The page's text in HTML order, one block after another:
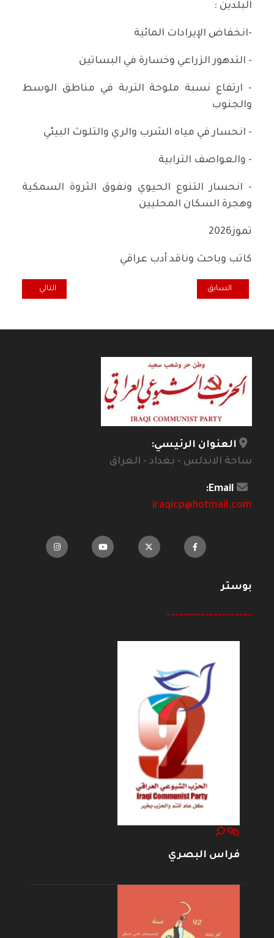
البلدين :
-انخفاض الإيرادات المائية
- التدهور الزراعي وخسارة في البساتين
- ارتفاع نسبة ملوحة التربة في مناطق الوسط
والجنوب
- انحسار في مياه الشرب والري والتلوث البيئي
- والعواصف الترابية
- انحسار التنوع الحيوي ونفوق الثروة السمكية
وهجرة السكان المحليين
تموز2026
كاتب وباحث وناقد أدب عراقي
المقال السابق: أزمة السلاح أم أزمة الثقة؟
السابق المقال التالي:
التالي
العنوان الرئيسي:
ساحة الاندلس - بغداد - العراق
Email:
iraqicp@hotmail.com
بوستر
--------------------
فراس البصري